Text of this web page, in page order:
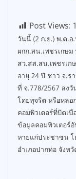
Post Views:
วันนี้ (2 ก.ย.) พ.ต.
ผกก.สน.เพชรเกษ
สว.สส.สน.เพชรเก
อายุ 24 ปี ชาว จ.
ที่ จ.778/2567 ลง
โดยทุจริต หรือหลอ
คอมพิวเตอร์ที่บิดเ
ข้อมูลคอมพิวเตอร์อั
หายแก่ประชาชน
อำเภอปากท่อ จังห